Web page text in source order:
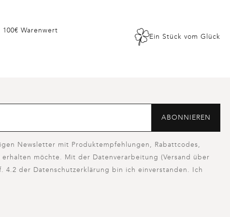
Warenwert
Ein Stück vom Glück
ABONNIEREN
Newsletter mit Produktempfehlungen, Rabattcodes,
möchte. Mit der Datenverarbeitung (Versand über
der Datenschutzerklärung bin ich einverstanden. Ich